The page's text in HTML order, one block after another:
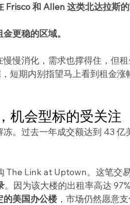
Frisco 和 Allen 这类北达拉斯
更稳的区域。
慢消化，需求也撑得住，但
短期内别指望马上看到租金涨
机会型标的受关注
。过去一年成交额达到 43 亿
The Link at Uptown。这笔交
。因为该大楼的出租率高达
的美国办公楼，市场仍然愿意支